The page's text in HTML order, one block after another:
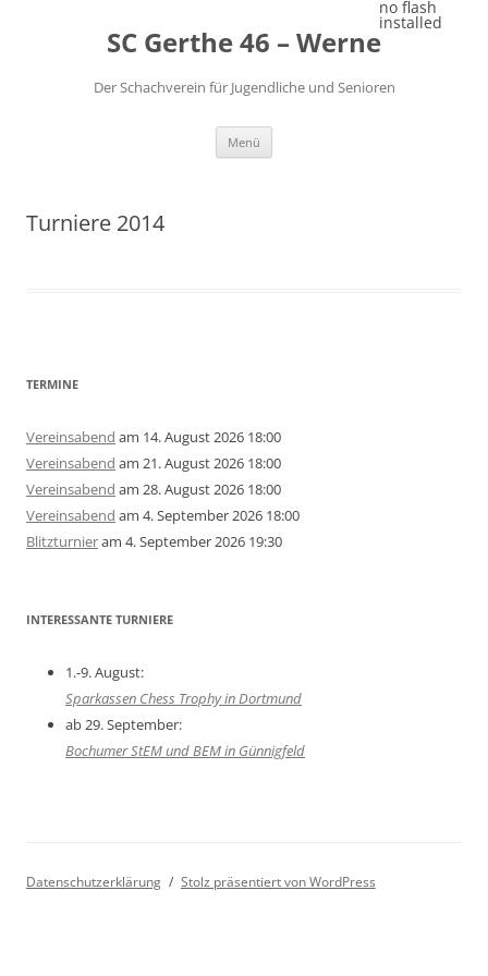
SC Gerthe 46 – Werne
Der Schachverein für Jugendliche und Senioren
Menü
Turniere 2014
TERMINE
Vereinsabend am 14. August 2026 18:00
Vereinsabend am 21. August 2026 18:00
Vereinsabend am 28. August 2026 18:00
Vereinsabend am 4. September 2026 18:00
Blitzturnieram 4. September 2026 19:30
INTERESSANTE TURNIERE
1.-9. August:
Sparkassen Chess Trophy in Dortmund
ab 29. September:
Bochumer StEM und BEM in Günnigfeld
Datenschutzerklärung Stolz präsentiert von WordPress
no flash
installed